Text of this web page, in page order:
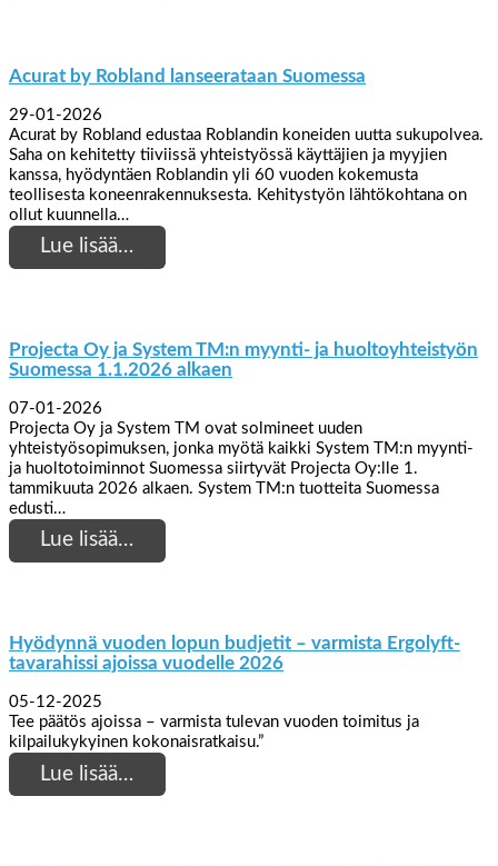
Acurat by Robland lanseerataan Suomessa
29-01-2026
Acurat by Robland edustaa Roblandin koneiden uutta sukupolvea.
Saha on kehitetty tiiviissä yhteistyössä käyttäjien ja myyjien
kanssa, hyödyntäen Roblandin yli 60 vuoden kokemusta
teollisesta koneenrakennuksesta. Kehitystyön lähtökohtana on
ollut kuunnella…
Lue lisää…
Projecta Oy ja System TM:n myynti- ja huoltoyhteistyön
Suomessa 1.1.2026 alkaen
07-01-2026
Projecta Oy ja System TM ovat solmineet uuden
yhteistyösopimuksen, jonka myötä kaikki System TM:n myynti-
ja huoltotoiminnot Suomessa siirtyvät Projecta Oy:lle 1.
tammikuuta 2026 alkaen. System TM:n tuotteita Suomessa
edusti…
Lue lisää…
Hyödynnä vuoden lopun budjetit – varmista Ergolyft-
tavarahissi ajoissa vuodelle 2026
05-12-2025
Tee päätös ajoissa – varmista tulevan vuoden toimitus ja
kilpailukykyinen kokonaisratkaisu.”
Lue lisää…